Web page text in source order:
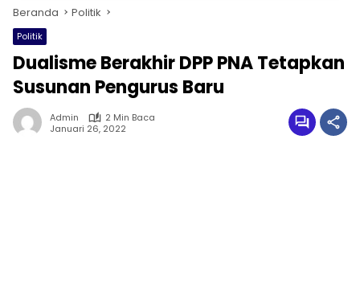
Beranda Politik
Politik
Dualisme Berakhir DPP PNA Tetapkan
Susunan Pengurus Baru
Admin
2 Min Baca
Januari 26, 2022